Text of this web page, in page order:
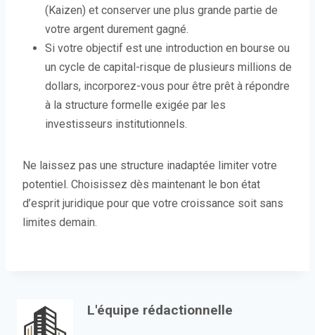
(Kaizen) et conserver une plus grande partie de
votre argent durement gagné.
Si votre objectif est une introduction en bourse ou
un cycle de capital-risque de plusieurs millions de
dollars, incorporez-vous pour être prêt à répondre
à la structure formelle exigée par les
investisseurs institutionnels.
Ne laissez pas une structure inadaptée limiter votre
potentiel. Choisissez dès maintenant le bon état
d’esprit juridique pour que votre croissance soit sans
limites demain.
L'équipe rédactionnelle